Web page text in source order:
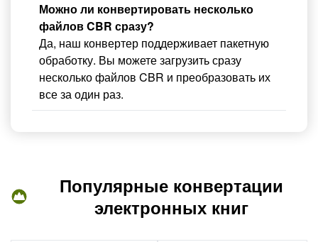
Можно ли конвертировать несколько
файлов CBR сразу?
Да, наш конвертер поддерживает пакетную
обработку. Вы можете загрузить сразу
несколько файлов CBR и преобразовать их
все за один раз.
Популярные конвертации
электронных книг